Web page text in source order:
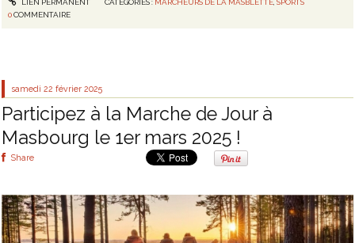
LIEN PERMANENT CATÉGORIES : MARCHEURS DE LA MASBLETTE, SPORTS
0COMMENTAIRE
samedi 22 février 2025
Participez à la Marche de Jour à
Masbourg le 1er mars 2025 !
Share